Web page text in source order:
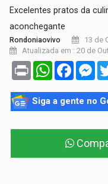
Excelentes pratos da
aconchegante
Rondoniaovivo
13 de
Atualizada em : 20 de
Print WhatsApp
Siga a gente no